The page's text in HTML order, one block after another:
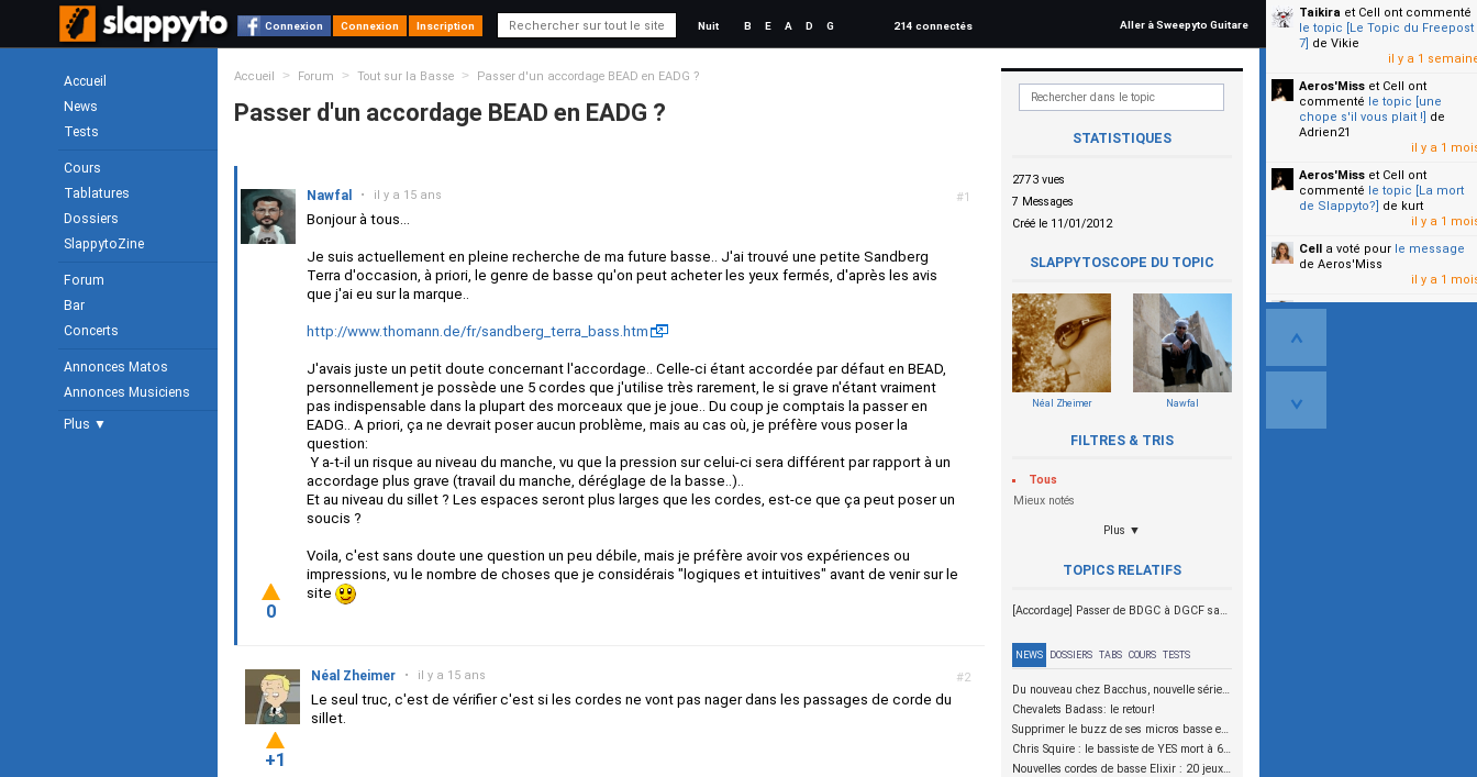
Connexion Connexion Inscription Nuit B E A D G 214 connectés Aller à Sweepyto Guitare
Accueil
News
Tests
Cours
Tablatures
Dossiers
SlappytoZine
Forum
Bar
Concerts
Annonces Matos
Annonces Musiciens
Plus ▼
Accueil > Forum > Tout sur la Basse > Passer d'un accordage BEAD en EADG ?
Passer d'un accordage BEAD en EADG ?
STATISTIQUES
2773 vues
7 Messages
Créé le 11/01/2012
SLAPPYTOSCOPE DU TOPIC
Néal Zheimer Nawfal
FILTRES & TRIS
Tous
Mieux notés
Plus ▼
TOPICS RELATIFS
[Accordage] Passer de BDGC à DGCF sans risque ?
NEWS DOSSIERS TABS COURS TESTS
Du nouveau chez Bacchus, nouvelle série SCD
Chevalets Badass: le retour!
Supprimer le buzz de ses micros basse en reliant les aimants à la masse
Chris Squire : le bassiste de YES mort à 67 ans
Nouvelles cordes de basse Elixir : 20 jeux à tester !
#1
Nawfal • il y a 15 ans
Bonjour à tous...
Je suis actuellement en pleine recherche de ma future basse.. J'ai trouvé une petite Sandberg
Terra d'occasion, à priori, le genre de basse qu'on peut acheter les yeux fermés, d'après les avis
que j'ai eu sur la marque..
http://www.thomann.de/fr/sandberg_terra_bass.htm
J'avais juste un petit doute concernant l'accordage.. Celle-ci étant accordée par défaut en BEAD,
personnellement je possède une 5 cordes que j'utilise très rarement, le si grave n'étant vraiment
pas indispensable dans la plupart des morceaux que je joue.. Du coup je comptais la passer en
EADG.. A priori, ça ne devrait poser aucun problème, mais au cas où, je préfère vous poser la
question:
Y a-t-il un risque au niveau du manche, vu que la pression sur celui-ci sera différent par rapport à un
accordage plus grave (travail du manche, déréglage de la basse..)..
Et au niveau du sillet ? Les espaces seront plus larges que les cordes, est-ce que ça peut poser un
soucis ?
Voila, c'est sans doute une question un peu débile, mais je préfère avoir vos expériences ou
impressions, vu le nombre de choses que je considérais "logiques et intuitives" avant de venir sur le
site
0
#2
Néal Zheimer • il y a 15 ans
Le seul truc, c'est de vérifier c'est si les cordes ne vont pas nager dans les passages de corde du
sillet.
+1
Taikira et Cell ont commenté
le topic [Le Topic du Freepost
7] de Vikie
il y a 1
Aeros'Miss et Cell ont
commenté le topic [une
chope s'il vous plait !] de
Adrien21
il y a 1
Aeros'Miss et Cell ont
commenté le topic [La mort
de Slappyto?] de kurt
il y a 1
Cell a voté pour le message
de Aeros'Miss
il y a 1
Cella voté pourle message